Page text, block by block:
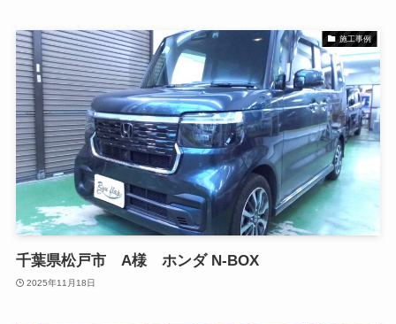
施工事例
千葉県松戸市 A様 ホンダ N-BOX
2025年11月18日